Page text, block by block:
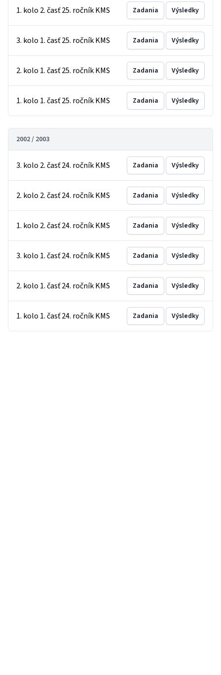
1. kolo 2. časť 25. ročník KMS Zadania Výsledky
3. kolo 1. časť 25. ročník KMS Zadania Výsledky
2. kolo 1. časť 25. ročník KMS Zadania Výsledky
1. kolo 1. časť 25. ročník KMS Zadania Výsledky
2002 / 2003
3. kolo 2. časť 24. ročník KMS Zadania Výsledky
2. kolo 2. časť 24. ročník KMS Zadania Výsledky
1. kolo 2. časť 24. ročník KMS Zadania Výsledky
3. kolo 1. časť 24. ročník KMS Zadania Výsledky
2. kolo 1. časť 24. ročník KMS Zadania Výsledky
1. kolo 1. časť 24. ročník KMS Zadania Výsledky